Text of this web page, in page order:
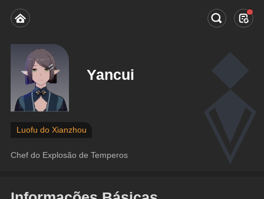
Yancui
Luofu do Xianzhou
Chef do Explosão de Temperos